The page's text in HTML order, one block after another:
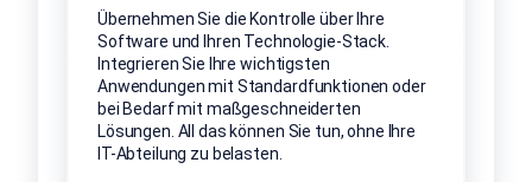
Übernehmen Sie die Kontrolle über Ihre
Software und Ihren Technologie-Stack.
Integrieren Sie Ihre wichtigsten
Anwendungen mit Standardfunktionen oder
bei Bedarf mit maßgeschneiderten
Lösungen. All das können Sie tun, ohne Ihre
IT-Abteilung zu belasten.